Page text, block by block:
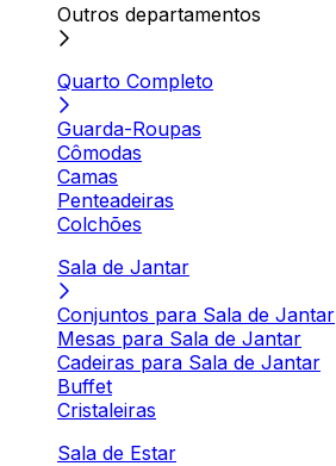
Outros departamentos
Quarto Completo
Guarda-Roupas
Cômodas
Camas
Penteadeiras
Colchões
Sala de Jantar
Conjuntos para Sala de Jantar
Mesas para Sala de Jantar
Cadeiras para Sala de Jantar
Buffet
Cristaleiras
Sala de Estar